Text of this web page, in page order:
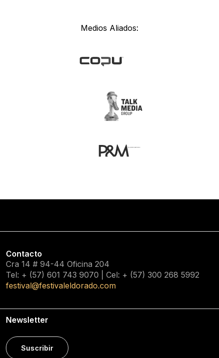
Medios Aliados:
Contacto
Cra 14 # 94-44 Oficina 204
Tel: + (57) 601 743 9070 | Cel: + (57) 300 268 5992
festival@festivaleldorado.com
Newsletter
Suscribir